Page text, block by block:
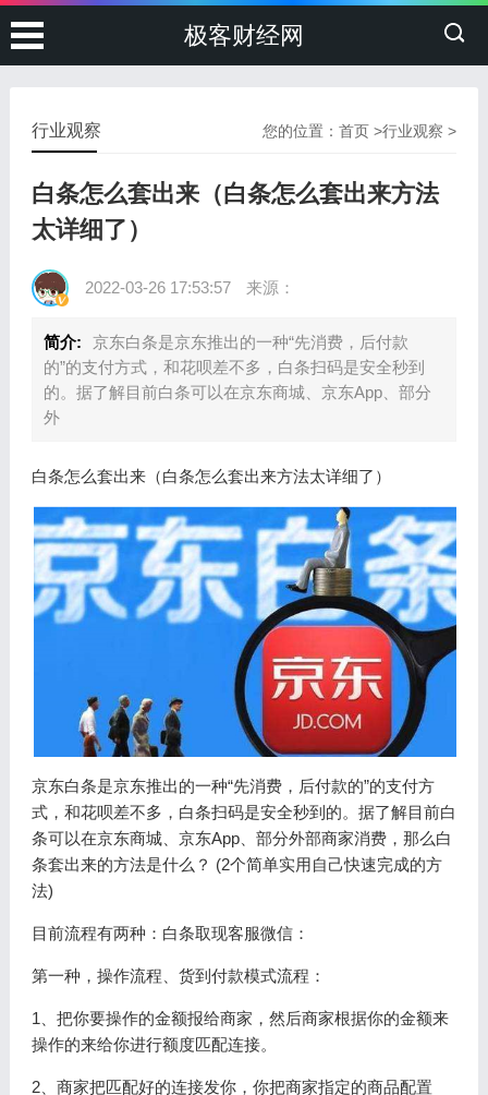
极客财经网
您的位置：首页 >行业观察 >
行业观察
白条怎么套出来（白条怎么套出来方法
太详细了）
2022-03-26 17:53:57 来源：
简介:
京东白条是京东推出的一种“先消费，后付款
的”的支付方式，和花呗差不多，白条扫码是安全秒到
的。据了解目前白条可以在京东商城、京东App、部分
外
白条怎么套出来（白条怎么套出来方法太详细了）
京东白条是京东推出的一种“先消费，后付款的”的支付方
式，和花呗差不多，白条扫码是安全秒到的。据了解目前白
条可以在京东商城、京东App、部分外部商家消费，那么白
条套出来的方法是什么？ (2个简单实用自己快速完成的方
法)
目前流程有两种：白条取现客服微信：
第一种，操作流程、货到付款模式流程：
1、把你要操作的金额报给商家，然后商家根据你的金额来
操作的来给你进行额度匹配连接。
2、商家把匹配好的连接发你，你把商家指定的商品配置